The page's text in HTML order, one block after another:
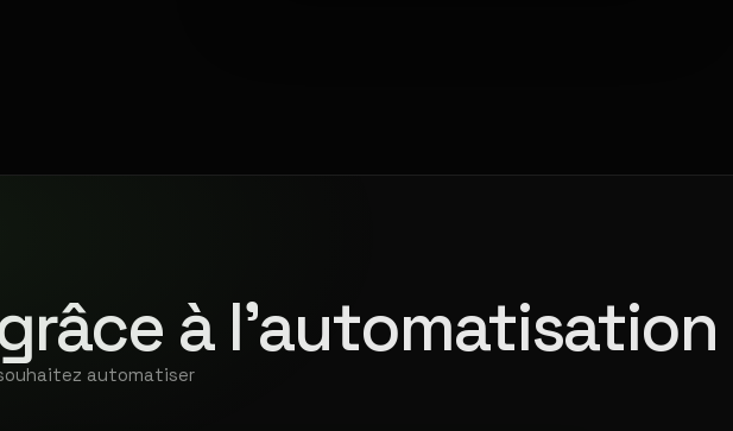
à l'automatisation
automatiser